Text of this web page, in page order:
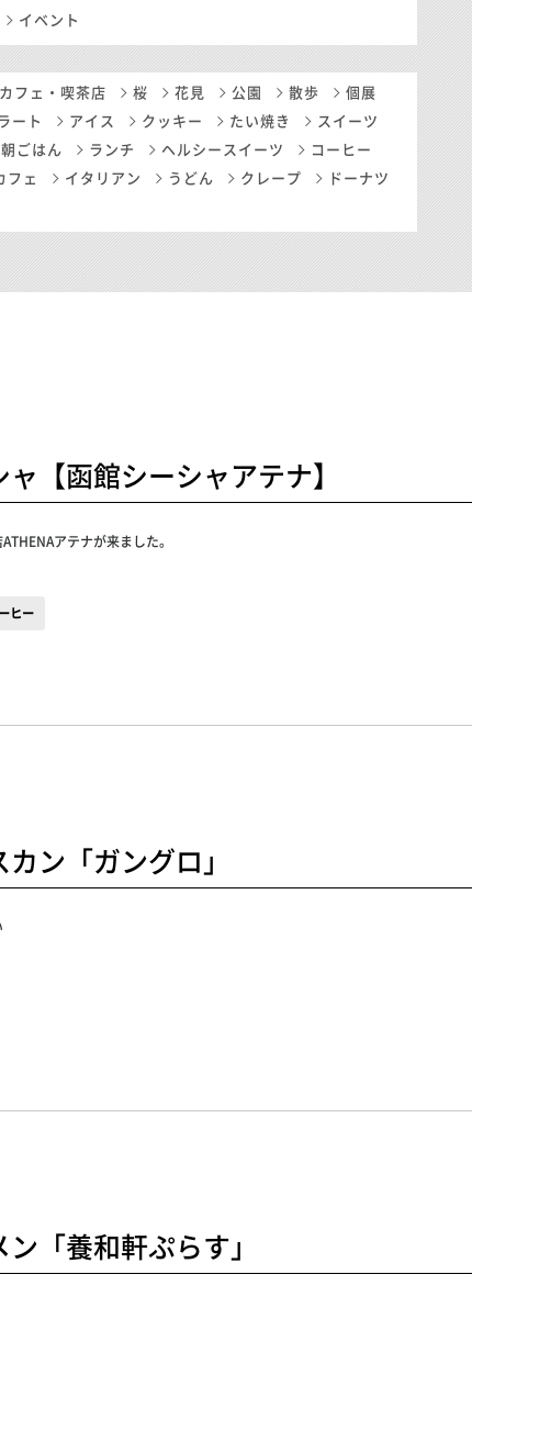
イベント
カフェ・喫茶店 桜 花見 公園 散歩
個展
ート アイス クッキー たい焼き
スイーツ
朝ごはん ランチ ヘルシースイーツ
コーヒー
フェ イタリアン うどん クレープ
ドーナツ
【函館シーシャアテナ】
アテナが来ました。
ヒー
ン「ガングロ」
「養和軒ぷらす」